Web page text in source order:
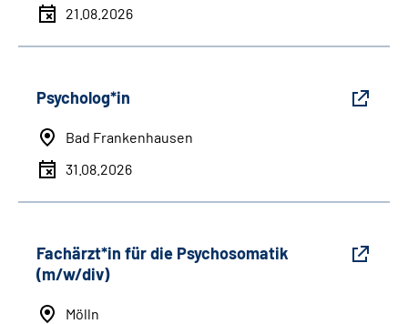
21.08.2026
Psycholog*in
Bad Frankenhausen
31.08.2026
Fachärzt*in für die Psychosomatik
(m/w/div)
Mölln